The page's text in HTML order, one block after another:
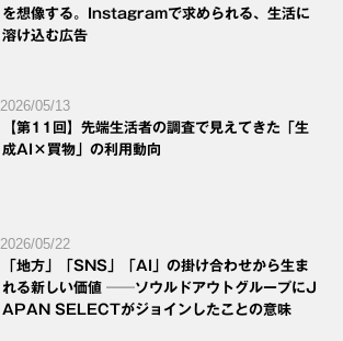
を想像する。Instagramで求められる、生活に
溶け込む広告
2026/05/13
【第11回】先端生活者の調査で見えてきた「生
成AI×買物」の利用動向
2026/05/22
「地方」「SNS」「AI」の掛け合わせから生ま
れる新しい価値 ──ソウルドアウトグループにJ
APAN SELECTがジョインしたことの意味